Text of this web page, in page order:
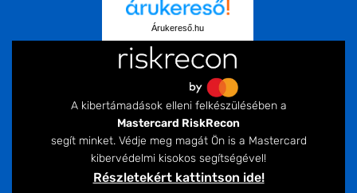
Árukereső.hu
A kibertámadások elleni felkészülésében a
Mastercard RiskRecon
segít minket. Védje meg magát Ön is a Mastercard
kibervédelmi kisokos segítségével!
Részletekért kattintson ide!